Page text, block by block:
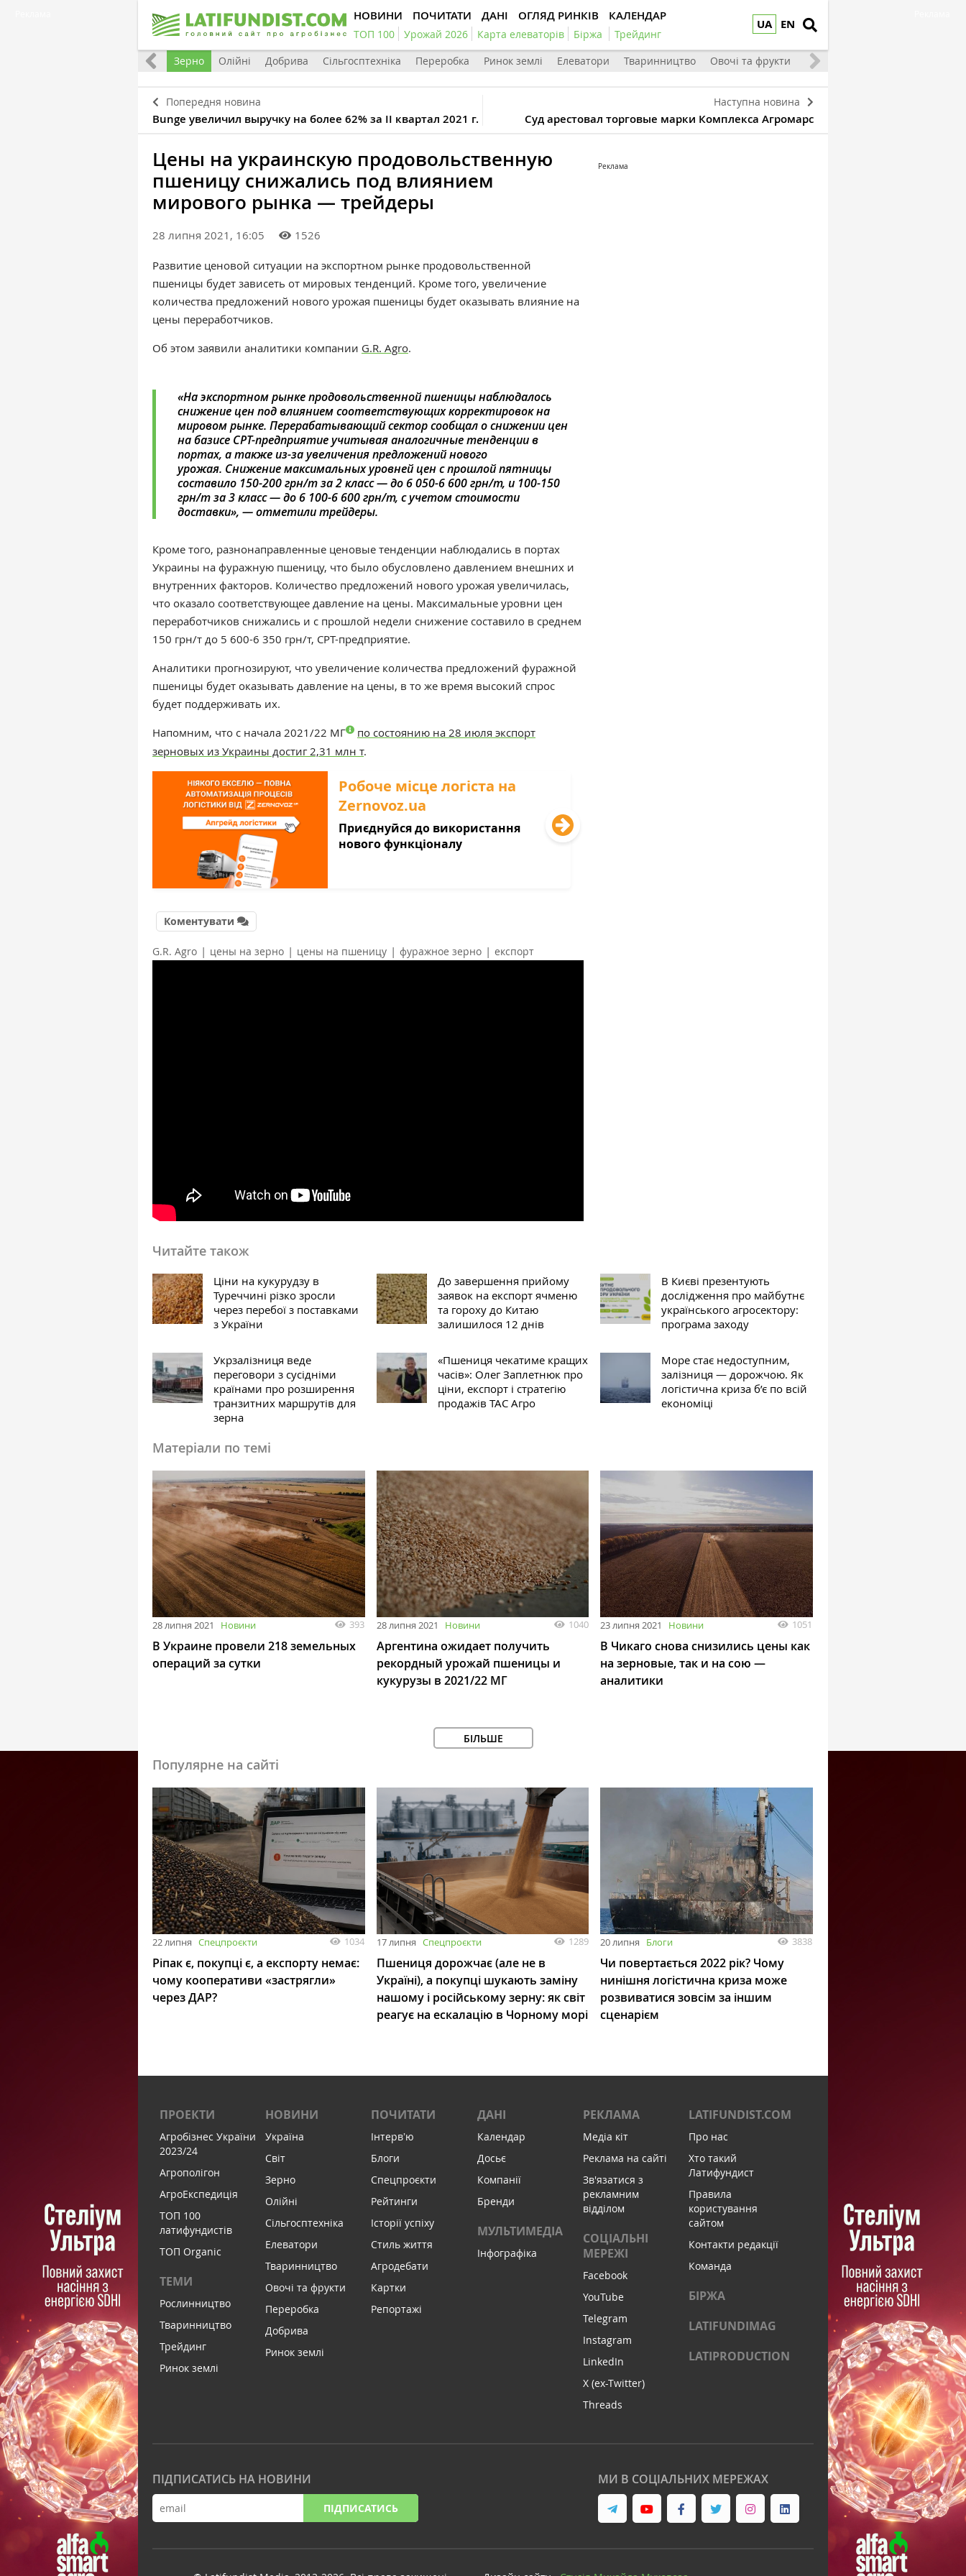
UA EN
НОВИНИ ПОЧИТАТИ ДАНІ ОГЛЯД РИНКІВ КАЛЕНДАР
ТОП 100 Урожай 2026 Карта елеваторів Біржа Трейдинг
Світ Зерно Олійні Добрива Сільгосптехніка Переробка Ринок землі Елеватори Тваринництво Овочі та фрукти
Попередня новина
Bunge увеличил выручку на более 62% за ІІ квартал 2021 г.
Наступна новина
Суд арестовал торговые марки Комплекса Агромарс
Цены на украинскую продовольственную
пшеницу снижались под влиянием
мирового рынка — трейдеры
28 липня 2021, 16:05 1526
Развитие ценовой ситуации на экспортном рынке продовольственной
пшеницы будет зависеть от мировых тенденций. Кроме того, увеличение
количества предложений нового урожая пшеницы будет оказывать влияние на
цены переработчиков.
Об этом заявили аналитики компании G.R. Agro.
«На экспортном рынке продовольственной пшеницы наблюдалось
снижение цен под влиянием соответствующих корректировок на
мировом рынке. Перерабатывающий сектор сообщал о снижении цен
на базисе СРТ-предприятие учитывая аналогичные тенденции в
портах, а также из-за увеличения предложений нового
урожая. Снижение максимальных уровней цен с прошлой пятницы
составило 150-200 грн/т за 2 класс — до 6 050-6 600 грн/т, и 100-150
грн/т за 3 класс—до 6 100-6 600 грн/т, с учетом стоимости
доставки», — отметили трейдеры.
Кроме того, разнонаправленные ценовые тенденции наблюдались в портах
Украины на фуражную пшеницу, что было обусловлено давлением внешних и
внутренних факторов. Количество предложений нового урожая увеличилась,
что оказало соответствующее давление на цены. Максимальные уровни цен
переработчиков снижались и с прошлой недели снижение составило в среднем
150 грн/т до 5 600-6 350 грн/т, СРТ-предприятие.
Аналитики прогнозируют, что увеличение количества предложений фуражной
пшеницы будет оказывать давление на цены, в то же время высокий спрос
будет поддерживать их.
Напомним, что с начала 2021/22 МГ
по состоянию на 28 июля экспорт
зерновых из Украины достиг 2,31 млн т.
Робоче місце логіста на
Zernovoz.ua
Приєднуйся до використання
нового функціоналу
Коментувати
G.R. Agro | цены на зерно | цены на пшеницу | фуражное зерно | експорт
Реклама
Читайте також
Ціни на кукурудзу в
Туреччині різко зросли
через перебої з поставками
з України
До завершення прийому
заявок на експорт ячменю
та гороху до Китаю
залишилося 12 днів
В Києві презентують
дослідження про майбутнє
українського агросектору:
програма заходу
Укрзалізниця веде
переговори з сусідніми
країнами про розширення
транзитних маршрутів для
зерна
«Пшениця чекатиме кращих
часів»: Олег Заплетнюк про
ціни, експорт і стратегію
продажів ТАС Агро
Море стає недоступним,
залізниця — дорожчою. Як
логістична криза б’є по всій
економіці
Матеріали по темі
28 липня 2021 Новини 393
В Украине провели 218 земельных
операций за сутки
28 липня 2021 Новини 1040
Аргентина ожидает получить
рекордный урожай пшеницы и
кукурузы в 2021/22 МГ
23 липня 2021 Новини 1051
В Чикаго снова снизились цены как
на зерновые, так и на сою —
аналитики
БІЛЬШЕ
Популярне на сайті
22 липня Спецпроєкти 1034
Ріпак є, покупці є, а експорту немає:
чому кооперативи «застрягли»
через ДАР?
17 липня Спецпроєкти 1289
Пшениця дорожчає (але не в
Україні), а покупці шукають заміну
нашому і російському зерну: як світ
реагує на ескалацію в Чорному морі
20 липня Блоги 3838
Чи повертається 2022 рік? Чому
нинішня логістична криза може
розвиватися зовсім за іншим
сценарієм
ПРОЕКТИ
Агробізнес України
2023/24
Агрополігон
АгроЕкспедиція
ТОП 100
латифундистів
ТОП Organic
ТЕМИ
Рослинництво
Тваринництво
Трейдинг
Ринок землі
НОВИНИ
Україна
Світ
Зерно
Олійні
Сільгосптехніка
Елеватори
Тваринництво
Овочі та фрукти
Переробка
Добрива
Ринок землі
ПОЧИТАТИ
Інтервʼю
Блоги
Спецпроєкти
Рейтинги
Історії успіху
Стиль життя
Агродебати
Картки
Репортажі
ДАНІ
Календар
Досьє
Компанії
Бренди
МУЛЬТИМЕДІА
Інфографіка
РЕКЛАМА
Медіа кіт
Реклама на сайті
Зв'язатися з
рекламним
відділом
СОЦІАЛЬНІ
МЕРЕЖІ
Facebook
YouTube
Telegram
Instagram
LinkedIn
X (ex-Twitter)
Threads
LATIFUNDIST.COM
Про нас
Хто такий
Латифундист
Правила
користування
сайтом
Контакти редакції
Команда
БІРЖА
LATIFUNDIMAG
LATIPRODUCTION
ПІДПИСАТИСЬ НА НОВИНИ
ПІДПИСАТИСЬ
МИ В СОЦІАЛЬНИХ МЕРЕЖАХ